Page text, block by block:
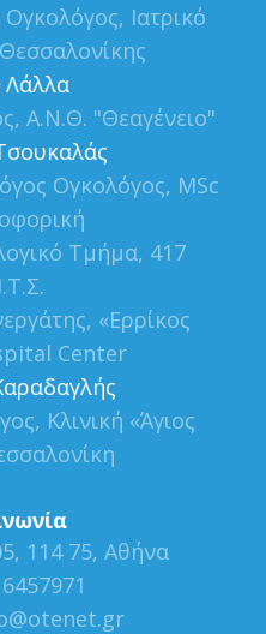
Ιατρικό
Λάλλα
Α.Ν.Θ. "Θεαγένειο"
Ογκολόγος, MSc
Τμήμα, 417
«Ερρίκος
Center
Κλινική «Άγιος
114 75, Αθήνα